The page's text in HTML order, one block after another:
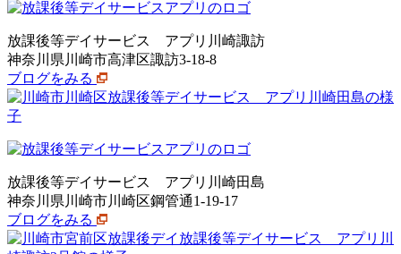
放課後等デイサービス アプリ川崎諏訪
神奈川県川崎市高津区諏訪3-18-8
ブログをみる
放課後等デイサービス アプリ川崎田島
神奈川県川崎市川崎区鋼管通1-19-17
ブログをみる